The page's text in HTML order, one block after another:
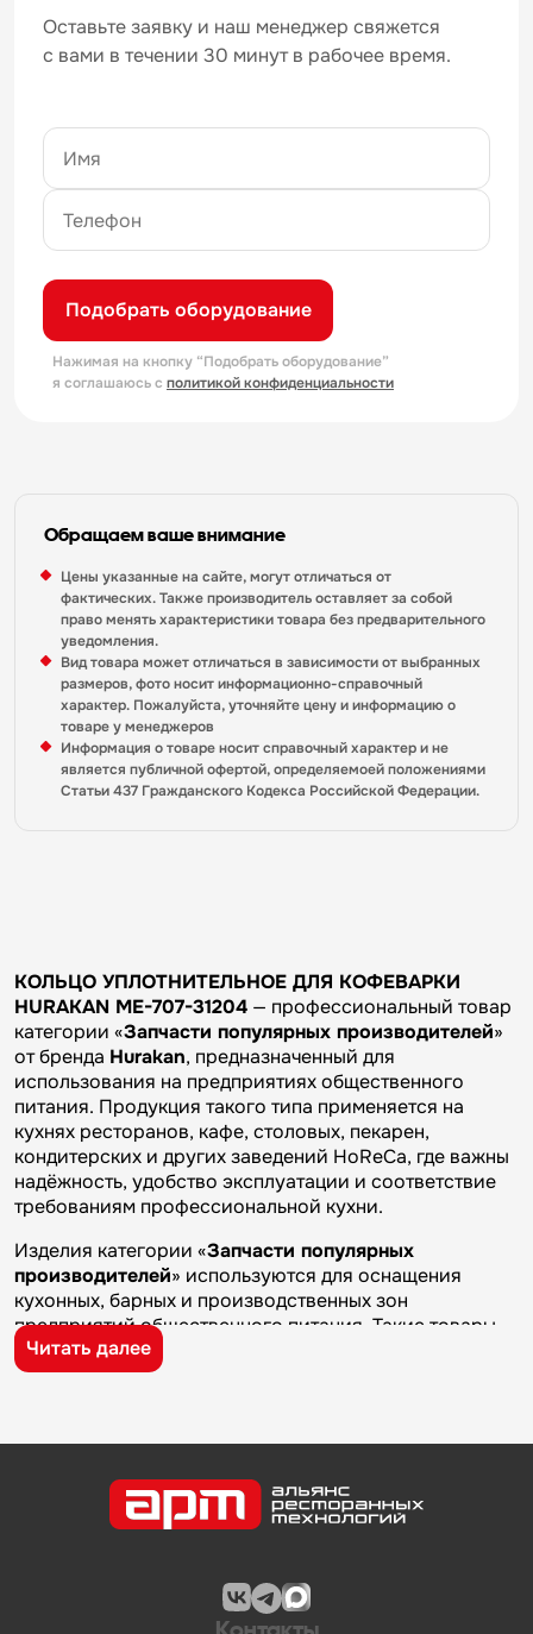
Оставьте заявку и наш менеджер свяжется
с вами в течении 30 минут в рабочее время.
Подобрать оборудование
Нажимая на кнопку “Подобрать оборудование”
я соглашаюсь с политикой конфиденциальности
Обращаем ваше внимание
Цены указанные на сайте, могут отличаться от
фактических. Также производитель оставляет за собой
право менять характеристики товара без предварительного
уведомления.
Вид товара может отличаться в зависимости от выбранных
размеров, фото носит информационно-справочный
характер. Пожалуйста, уточняйте цену и информацию о
товаре у менеджеров
Информация о товаре носит справочный характер и не
является публичной офертой, определяемоей положениями
Статьи 437 Гражданского Кодекса Российской Федерации.
КОЛЬЦО УПЛОТНИТЕЛЬНОЕ ДЛЯ КОФЕВАРКИ
HURAKAN ME-707-31204 — профессиональный товар
категории «Запчасти популярных производителей»
от бренда Hurakan, предназначенный для
использования на предприятиях общественного
питания. Продукция такого типа применяется на
кухнях ресторанов, кафе, столовых, пекарен,
кондитерских и других заведений HoReCa, где важны
надёжность, удобство эксплуатации и соответствие
требованиям профессиональной кухни.
Изделия категории «Запчасти популярных
производителей» используются для оснащения
кухонных, барных и производственных зон
предприятий общественного питания. Такие товары
применяются на профессиональных кухнях
ресторанов и кафе, в столовых, пекарнях,
инвентарь для ежедневной работы.
Hurakanизвестен на рынке
профессионального оборудования и кухонного
производителя используется на предприятиях
общественного питания и подходит для эксплуатации
Читать далее